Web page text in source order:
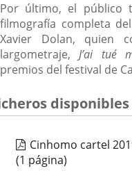
Por último, el público
filmografía completa
Xavier Dolan, quien
largometraje,J’ai tué
premios del festival de
disponibles
Cinhomo cartel
(1 página)